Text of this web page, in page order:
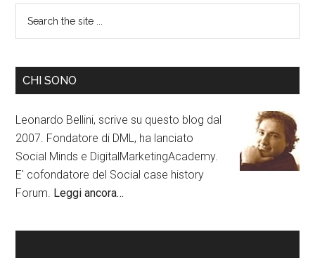
CHI SONO
Leonardo Bellini, scrive su questo blog dal
2007. Fondatore di DML, ha lanciato
Social Minds e DigitalMarketingAcademy.
E' cofondatore del Social case history
Forum. Leggi ancora…